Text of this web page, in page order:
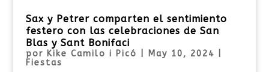
Sax y Petrer comparten el sentimiento
festero con las celebraciones de San
Blas y Sant Bonifaci
por Kike Camilo i Picó May 10, 2024
Fiestas